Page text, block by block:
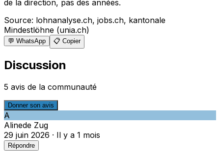
de la direction, pas des années.
Source: lohnanalyse.ch, jobs.ch, kantonale
Mindestlöhne (unia.ch)
💬 WhatsApp 📋 Copier
Discussion
5 avis de la communauté
Donner son avis
A
Alinede Zug
29 juin 2026 · Il y a 1 mois
Répondre